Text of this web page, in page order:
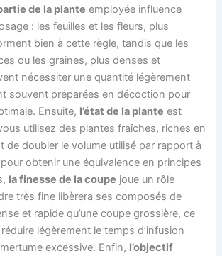
de la plante employée influence
: les feuilles et les fleurs, plus
bien à cette règle, tandis que les
ou les graines, plus denses et
nécessiter une quantité légèrement
souvent préparées en décoction pour
Ensuite, l’état de la plante est
utilisez des plantes fraîches, riches en
de doubler le volume utilisé par rapport à
obtenir une équivalence en principes
la finesse de la coupe joue un rôle
très fine libèrera ses composés de
et rapide qu’une coupe grossière, ce
légèrement le temps d’infusion
excessive. Enfin, l’objectif